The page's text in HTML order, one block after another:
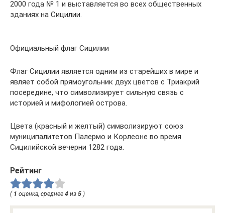
2000 года № 1 и выставляется во всех общественных
зданиях на Сицилии.
Официальный флаг Сицилии
Флаг Сицилии является одним из старейших в мире и
являет собой прямоугольник двух цветов с Триакрий
посередине, что символизирует сильную связь с
историей и мифологией острова.
Цвета (красный и желтый) символизируют союз
муниципалитетов Палермо и Корлеоне во время
Сицилийской вечерни 1282 года.
Рейтинг
( 1 оценка, среднее 4 из 5 )